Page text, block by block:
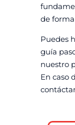
de
Puedes
guía
nuestro
En caso